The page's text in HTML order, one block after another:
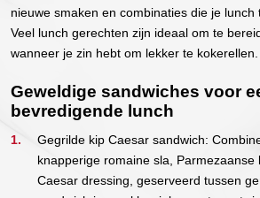
nieuwe smaken en combinaties die je lunch
Veel lunch gerechten zijn ideaal om te
wanneer je zin hebt om lekker te kokerellen.
Geweldige sandwiches voor
bevredigende lunch
Gegrilde kip Caesar sandwich:
knapperige romaine sla, Parmezaanse
Caesar dressing, geserveerd tussen